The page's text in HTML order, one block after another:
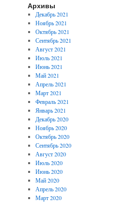
Архивы
Декабрь 2021
Ноябрь 2021
Октябрь 2021
Сентябрь 2021
Август 2021
Июль 2021
Июнь 2021
Май 2021
Апрель 2021
Март 2021
Февраль 2021
Январь 2021
Декабрь 2020
Ноябрь 2020
Октябрь 2020
Сентябрь 2020
Август 2020
Июль 2020
Июнь 2020
Май 2020
Апрель 2020
Март 2020